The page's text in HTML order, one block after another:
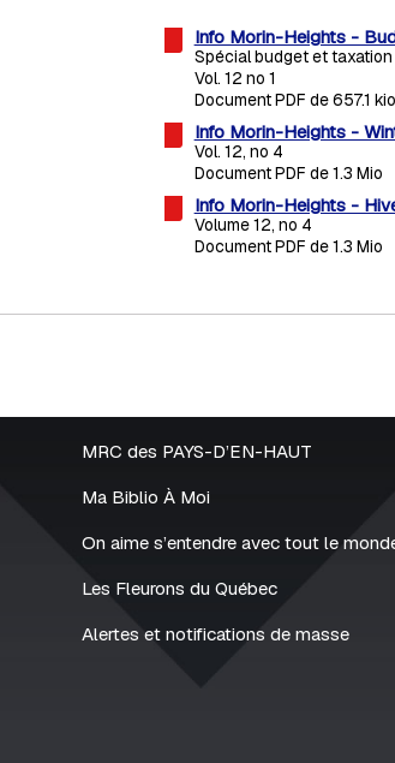
Info Morin-Heights -
Spécial budget et taxation
Vol. 12 no 1
Document PDF de 657.1 kio
Info Morin-Heights -
Vol. 12, no 4
Document PDF de 1.3 Mio
Info Morin-Heights -
Volume 12, no 4
Document PDF de 1.3 Mio
MRC des PAYS-D’EN-HAUT
Ma Biblio À Moi
On aime s’entendre avec tout le
Les Fleurons du Québec
Alertes et notifications de masse